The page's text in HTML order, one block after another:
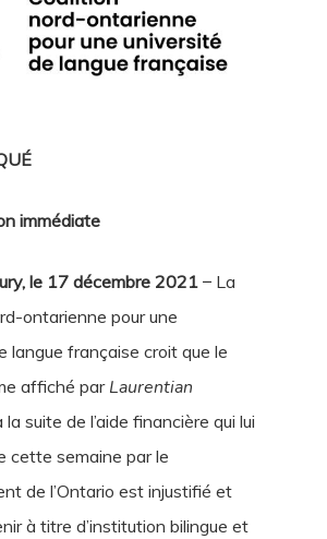
immédiate
le 17 décembre 2021 La
ontarienne pour une
langue française croit que le
affiché parLaurentian
suite de l’aide financière qui lui
cette semaine par le
de l’Ontario est injustifié et
à titre d’institution bilingue et